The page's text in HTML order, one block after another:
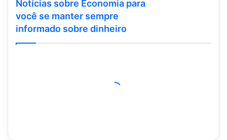
Notícias sobre Economia para
você se manter sempre
informado sobre dinheiro